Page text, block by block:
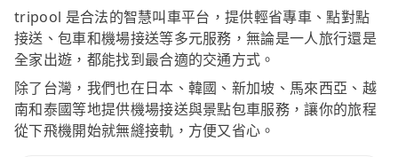
tripool 是合法的智慧叫車平台，提供輕省專車、點對點
接送、包車和機場接送等多元服務，無論是一人旅行還是
全家出遊，都能找到最合適的交通方式。
除了台灣，我們也在日本、韓國、新加坡、馬來西亞、越
南和泰國等地提供機場接送與景點包車服務，讓你的旅程
從下飛機開始就無縫接軌，方便又省心。